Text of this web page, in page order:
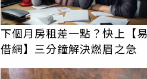
下個月房租差一點？快上【
借網】三分鐘解決燃眉之急